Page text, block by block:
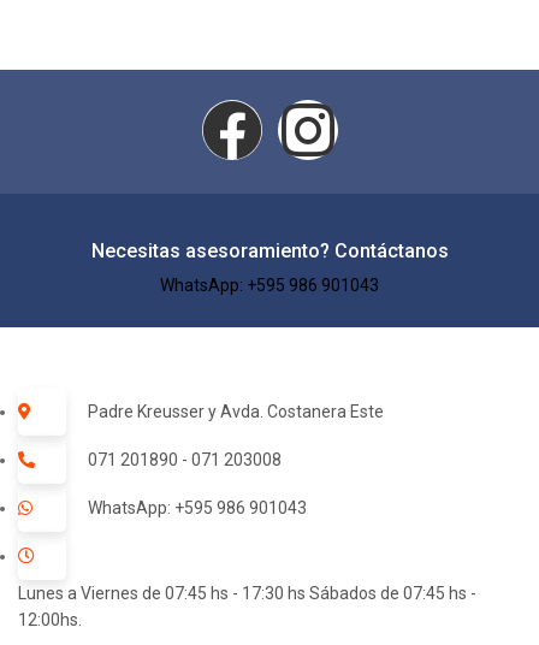
Necesitas asesoramiento? Contáctanos
WhatsApp: +595 986 901043​
Padre Kreusser y Avda. Costanera Este
071 201890 - 071 203008
WhatsApp: +595 986 901043
Lunes a Viernes de 07:45 hs - 17:30 hs Sábados de 07:45 hs -
12:00hs.